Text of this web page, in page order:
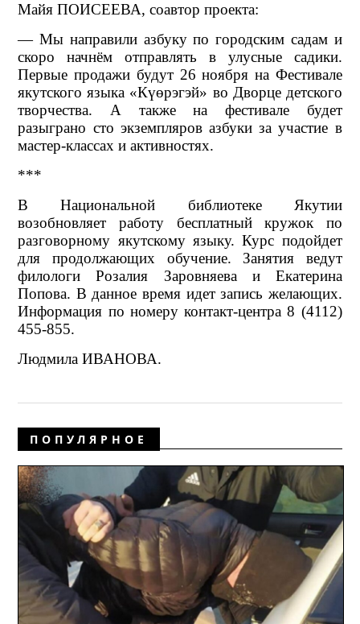
Майя ПОИСЕЕВА, соавтор проекта:
— Мы направили азбуку по городским садам и
скоро начнём отправлять в улусные садики.
Первые продажи будут 26 ноября на Фестивале
якутского языка «Күөрэгэй» во Дворце детского
творчества. А также на фестивале будет
разыграно сто экземпляров азбуки за участие в
мастер-классах и активностях.
***
В Национальной библиотеке Якутии
возобновляет работу бесплатный кружок по
разговорному якутскому языку. Курс подойдет
для продолжающих обучение. Занятия ведут
филологи Розалия Заровняева и Екатерина
Попова. В данное время идет запись желающих.
Информация по номеру контакт-центра 8 (4112)
455-855.
Людмила ИВАНОВА.
ПОПУЛЯРНОЕ